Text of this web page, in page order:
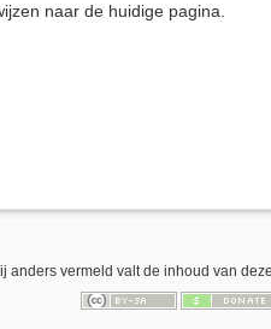
naar de huidige pagina.
anders vermeld valt de inhoud van